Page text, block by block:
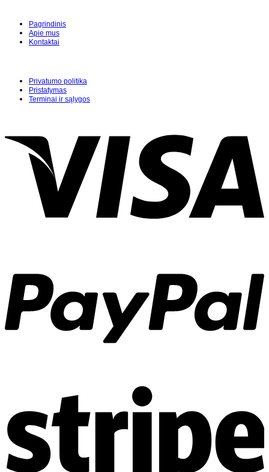
Pagrindinis
Apie mus
Kontaktai
Privatumo politika
Pristatymas
Terminai ir sąlygos